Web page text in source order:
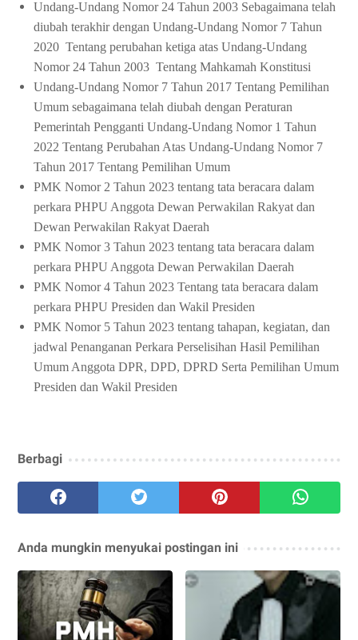
Undang-Undang Nomor 24 Tahun 2003 Sebagaimana telah
diubah terakhir dengan Undang-Undang Nomor 7 Tahun
2020 Tentang perubahan ketiga atas Undang-Undang
Nomor 24 Tahun 2003 Tentang Mahkamah Konstitusi
Undang-Undang Nomor 7 Tahun 2017 Tentang Pemilihan
Umum sebagaimana telah diubah dengan Peraturan
Pemerintah Pengganti Undang-Undang Nomor 1 Tahun
2022 Tentang Perubahan Atas Undang-Undang Nomor 7
Tahun 2017 Tentang Pemilihan Umum
PMK Nomor 2 Tahun 2023 tentang tata beracara dalam
perkara PHPU Anggota Dewan Perwakilan Rakyat dan
Dewan Perwakilan Rakyat Daerah
PMK Nomor 3 Tahun 2023 tentang tata beracara dalam
perkara PHPU Anggota Dewan Perwakilan Daerah
PMK Nomor 4 Tahun 2023 Tentang tata beracara dalam
perkara PHPU Presiden dan Wakil Presiden
PMK Nomor 5 Tahun 2023 tentang tahapan, kegiatan, dan
jadwal Penanganan Perkara Perselisihan Hasil Pemilihan
Umum Anggota DPR, DPD, DPRD Serta Pemilihan Umum
Presiden dan Wakil Presiden
Berbagi
Anda mungkin menyukai postingan ini